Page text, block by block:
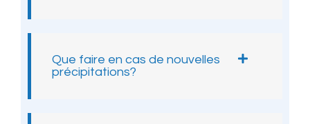
Que faire en cas de nouvelles
précipitations?